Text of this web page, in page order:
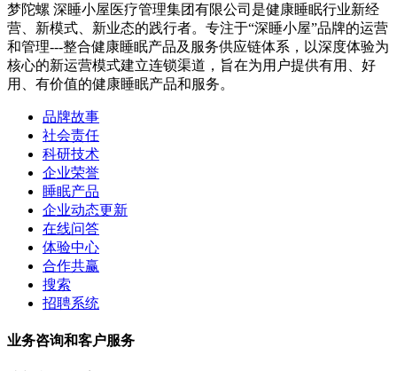
梦陀螺 深睡小屋医疗管理集团有限公司是健康睡眠行业新经
营、新模式、新业态的践行者。专注于“深睡小屋”品牌的运营
和管理---整合健康睡眠产品及服务供应链体系，以深度体验为
核心的新运营模式建立连锁渠道，旨在为用户提供有用、好
用、有价值的健康睡眠产品和服务。
品牌故事
社会责任
科研技术
企业荣誉
睡眠产品
企业动态更新
在线问答
体验中心
合作共赢
搜索
招聘系统
业务咨询和客户服务